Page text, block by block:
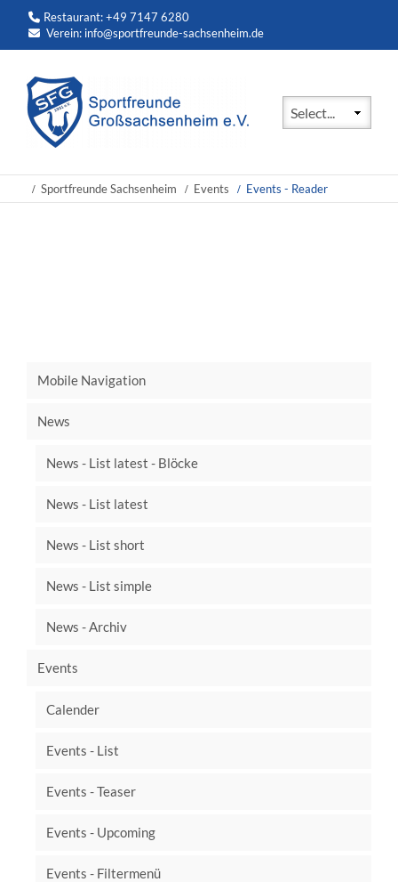
Restaurant: +49 7147 6280
Verein: info@sportfreunde-sachsenheim.de
Sportfreunde Sachsenheim Events Events - Reader
Mobile Navigation
News
News - List latest - Blöcke
News - List latest
News - List short
News - List simple
News - Archiv
Events
Calender
Events - List
Events - Teaser
Events - Upcoming
Events - Filtermenü